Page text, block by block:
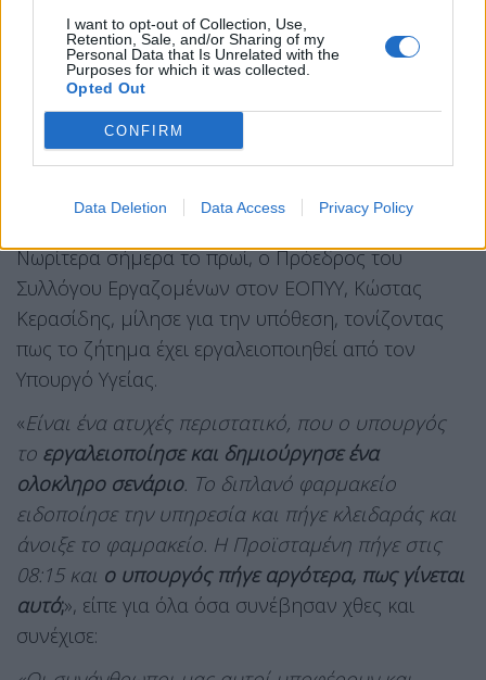
I want to opt-out of Collection, Use,
Retention, Sale, and/or Sharing of my
Personal Data that Is Unrelated with the
Purposes for which it was collected.
Opted Out
CONFIRM
Data Deletion Data Access Privacy Policy
μέτρο εξυπηρέτησης των πολιτών.
Το Δ.Σ. του ΠΑΝΕΛΛΗΝΙΟΥ ΣΥΛΛΟΓΟΥ
ΕΡΓΑΖΟΜΕΝΩΝ Ε.Ο.Π.Υ.Υ.».
«Ατυχές περιστατικό, που ο υπουργός το
σενάριο»
Νωρίτερα σήμερα το πρωί, ο Πρόεδρος του
Συλλόγου Εργαζομένων στον ΕΟΠΥΥ, Κώστας
Κερασίδης, μίλησε για την υπόθεση, τονίζοντας
πως το ζήτημα έχει εργαλειοποιηθεί από τον
Υπουργό Υγείας.
«Είναι ένα ατυχές περιστατικό, που ο υπουργός
το εργαλειοποίησε και δημιούργησε ένα
ολοκληρο σενάριο. Το διπλανό φαρμακείο
ειδοποίησε την υπηρεσία και πήγε κλειδαράς και
άνοιξε το φαμρακείο. Η Προϊσταμένη πήγε στις
08:15 και ο υπουργός πήγε αργότερα, πως γίνεται
αυτό;», είπε για όλα όσα συνέβησαν χθες και
συνέχισε: